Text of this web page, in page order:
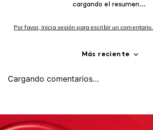
cargando el resumen…
Por favor, inicia sesión para escribir un comentario.
Más reciente
Cargando comentarios…